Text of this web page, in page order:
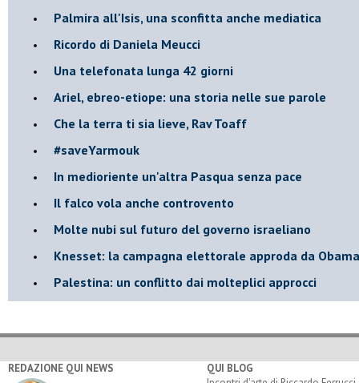
Palmira all'Isis, una sconfitta anche mediatica
Ricordo di Daniela Meucci
​Una telefonata lunga 42 giorni
​Ariel, ebreo-etiope: una storia nelle sue parole
Che la terra ti sia lieve, Rav Toaff
​#saveYarmouk
​In medioriente un'altra Pasqua senza pace
​Il falco vola anche controvento
Molte nubi sul futuro del governo israeliano
Knesset: la campagna elettorale approda da Obama
Palestina: un conflitto dai molteplici approcci
REDAZIONE QUI NEWS
QUI BLOG